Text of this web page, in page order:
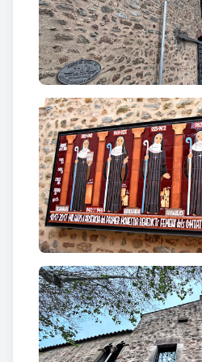
agustinians i, finalment
l'abat, l'edifici entrà en un
Amb la desamortització de
passà a propietat de l'Estat i
l'Ajuntament. Al llarg del
múltiples usos: des de presó
habitatge, local d'entitats i
l'Ajuntament. Malgrat els
suposà, el seu ús continuat
consciència dels santjoanins
del seu patrimoni. Els
remunten a principis del
obra impulsada per l'alcalde
El 1933 es presentà un gran
restauració, de l'arquitecte
Guerra Civil l'estroncà. La
als anys 80 i, de manera